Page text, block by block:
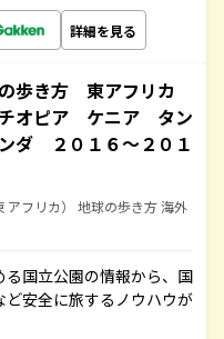
詳細を見る
歩き方 東アフリカ
オピア ケニア タン
ダ ２０１６～２０１
アフリカ） 地球の歩き方 海外
国立公園の情報から、国
安全に旅するノウハウが